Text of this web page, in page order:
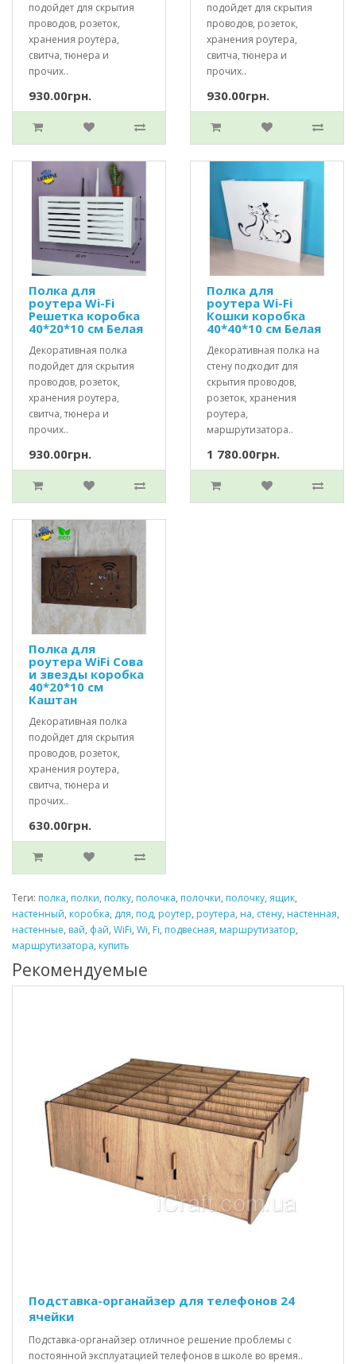
подойдет для скрытия
проводов, розеток,
хранения роутера,
свитча, тюнера и
прочих..
930.00грн.
подойдет для скрытия
проводов, розеток,
хранения роутера,
свитча, тюнера и
прочих..
930.00грн.
Полка для
роутера Wi-Fi
Решетка коробка
40*20*10 см Белая
Декоративная полка
подойдет для скрытия
проводов, розеток,
хранения роутера,
свитча, тюнера и
прочих..
930.00грн.
Полка для
роутера Wi-Fi
Кошки коробка
40*40*10 см Белая
Декоративная полка на
стену подходит для
скрытия проводов,
розеток, хранения
роутера,
маршрутизатора..
1 780.00грн.
Полка для
роутера WiFi Сова
и звезды коробка
40*20*10 см
Каштан
Декоративная полка
подойдет для скрытия
проводов, розеток,
хранения роутера,
свитча, тюнера и
прочих..
630.00грн.
Теги: полка, полки, полку, полочка, полочки, полочку, ящик,
настенный, коробка, для, под, роутер, роутера, на, стену, настенная,
настенные, вай, фай, WiFi, Wi, Fi, подвесная, маршрутизатор,
маршрутизатора, купить
Рекомендуемые
Подставка-органайзер для телефонов 24
ячейки
Подставка-органайзер отличное решение проблемы с
постоянной эксплуатацией телефонов в школе во время..